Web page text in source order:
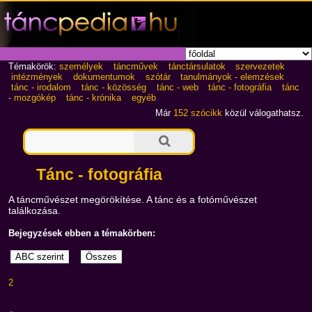
Témakörök: személyek táncművek tánctársulatok
szervezetek
intézmények
dokumentumok szótár
tanulmányok - elemzések
tánc - irodalom
tánc - közösség tánc - web tánc - fotográfia
tánc
- mozgókép
tánc - krónika
egyéb
Már 152 szócikk közül válogathatsz.
Tánc - fotográfia
A táncművészet megörökítése. A tánc és a fotóművészet
találkozása.
Bejegyzések ebben a témakörben:
2